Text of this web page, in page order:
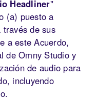
Headliner"
(a) puesto a
de sus
a este Acuerdo,
de Omny Studio y
de audio para
incluyendo